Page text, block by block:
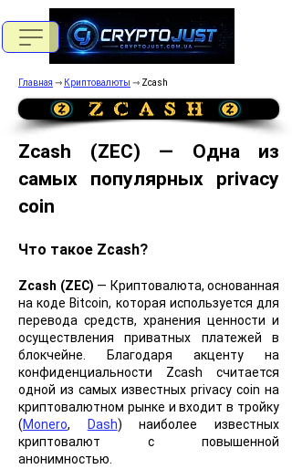
Главная ⇾ Криптовалюты ⇾ Zcash
Zcash (ZEC) — Одна из
самых популярных privacy
coin
Что такое Zcash?
Zcash (ZEC) — Криптовалюта, основанная
на коде Bitcoin, которая используется для
перевода средств, хранения ценности и
осуществления приватных платежей в
блокчейне. Благодаря акценту на
конфиденциальности Zcash считается
одной из самых известных privacy coin на
криптовалютном рынке и входит в тройку
(Monero, Dash) наиболее известных
криптовалют с повышенной
анонимностью.